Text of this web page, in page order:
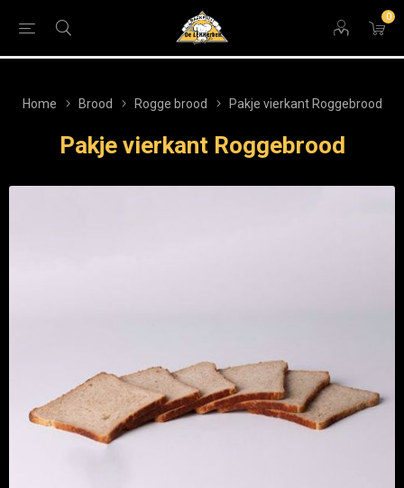
0
Home Brood Rogge brood Pakje vierkant Roggebrood
Pakje vierkant Roggebrood